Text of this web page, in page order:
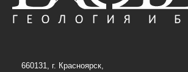
660131, г. Красноярск,